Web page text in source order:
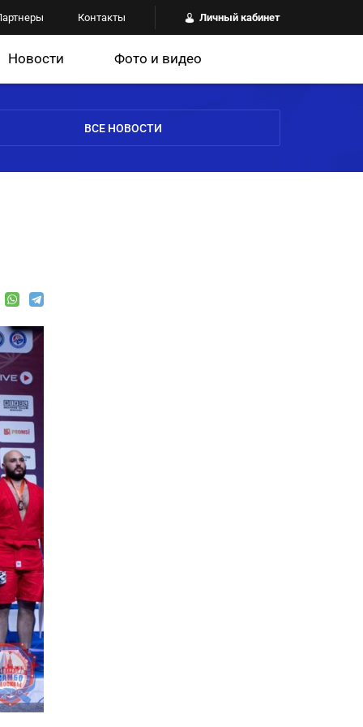
Контакты Личный кабинет
Новости Фото и видео
ВСЕ НОВОСТИ